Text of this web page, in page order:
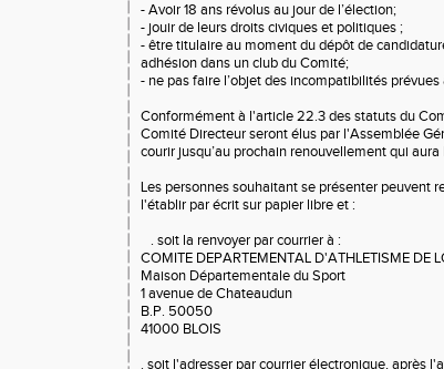
- Avoir 18 ans révolus au jour de l’élection;
- jouir de leurs droits civiques et politiques ;
- être titulaire au moment du dépôt de
adhésion dans un club du Comité;
- ne pas faire l’objet des incompatibilités
Conformément à l'article 22.3 des statuts du
Comité Directeur seront élus par l'Assemblée
courir jusqu’au prochain renouvellement qui
Les personnes souhaitant se présenter peuvent
l'établir par écrit sur papier libre et :
. soit la renvoyer par courrier à :
COMITE DEPARTEMENTAL D'ATHLETISME DE
Maison Départementale du Sport
1 avenue de Chateaudun
B.P. 50050
41000 BLOIS
. soit l'adresser par courrier électronique, après